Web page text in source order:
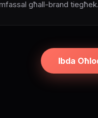
għall-brand tiegħek.
Ibda